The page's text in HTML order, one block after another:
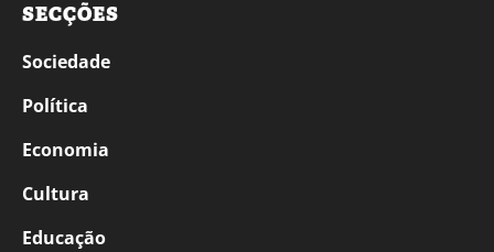
SECÇÕES
Sociedade
Política
Economia
Cultura
Educação